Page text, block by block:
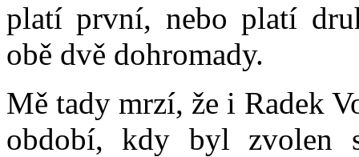
platí první, nebo platí
obě dvě dohromady.
Mě tady mrzí, že i Radek
období, kdy byl zvolen